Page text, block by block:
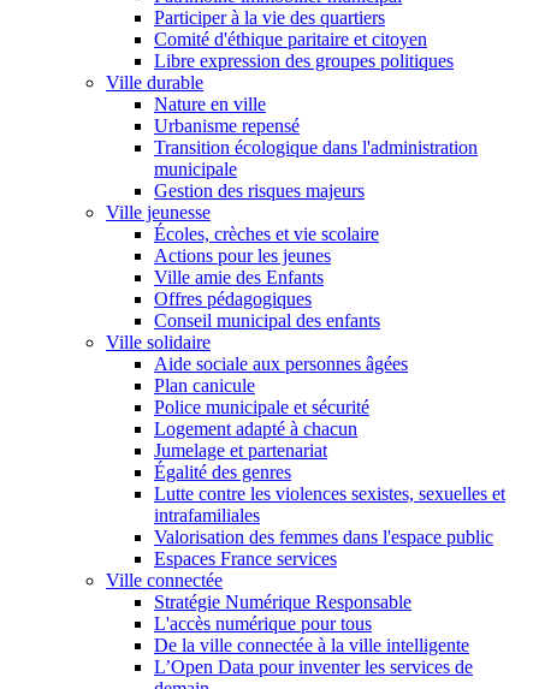
Participer à la vie des quartiers
Comité d'éthique paritaire et citoyen
Libre expression des groupes politiques
Ville durable
Nature en ville
Urbanisme repensé
Transition écologique dans l'administration
municipale
Gestion des risques majeurs
Ville jeunesse
Écoles, crèches et vie scolaire
Actions pour les jeunes
Ville amie des Enfants
Offres pédagogiques
Conseil municipal des enfants
Ville solidaire
Aide sociale aux personnes âgées
Plan canicule
Police municipale et sécurité
Logement adapté à chacun
Jumelage et partenariat
Égalité des genres
Lutte contre les violences sexistes, sexuelles et
intrafamiliales
Valorisation des femmes dans l'espace public
Espaces France services
Ville connectée
Stratégie Numérique Responsable
L'accès numérique pour tous
De la ville connectée à la ville intelligente
L’Open Data pour inventer les services de